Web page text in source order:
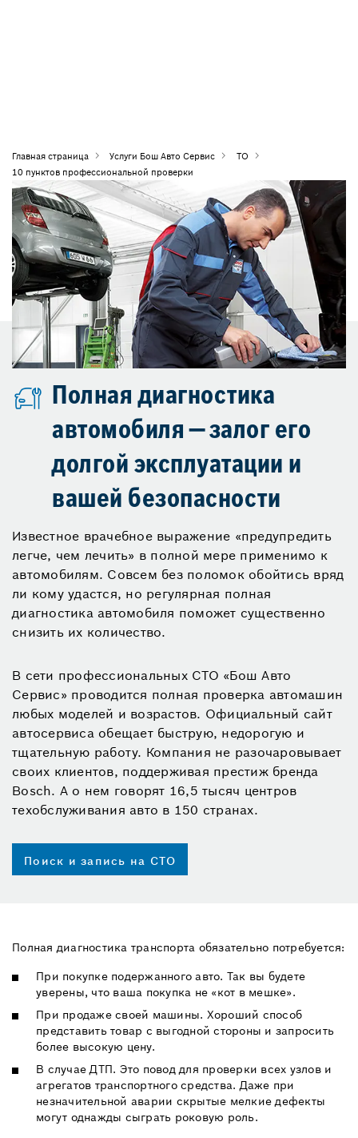
Главная страница Услуги Бош Авто Сервис
ТО
10 пунктов профессиональной проверки
Полная диагностика
автомобиля — залог его
долгой эксплуатации и
вашей безопасности
Известное врачебное выражение «предупредить
легче, чем лечить» в полной мере применимо к
автомобилям. Совсем без поломок обойтись вряд
ли кому удастся, но регулярная полная
диагностика автомобиля поможет существенно
снизить их количество.
В сети профессиональных СТО «Бош Авто
Сервис» проводится полная проверка автомашин
любых моделей и возрастов. Официальный сайт
автосервиса обещает быструю, недорогую и
тщательную работу. Компания не разочаровывает
своих клиентов, поддерживая престиж бренда
Bosch. А о нем говорят 16,5 тысяч центров
техобслуживания авто в 150 странах.
Поиск и запись на СТО
Полная диагностика транспорта обязательно потребуется:
При покупке подержанного авто. Так вы будете
уверены, что ваша покупка не «кот в мешке».
При продаже своей машины. Хороший способ
представить товар с выгодной стороны и запросить
более высокую цену.
В случае ДТП. Это повод для проверки всех узлов и
агрегатов транспортного средства. Даже при
незначительной аварии скрытые мелкие дефекты
могут однажды сыграть роковую роль.